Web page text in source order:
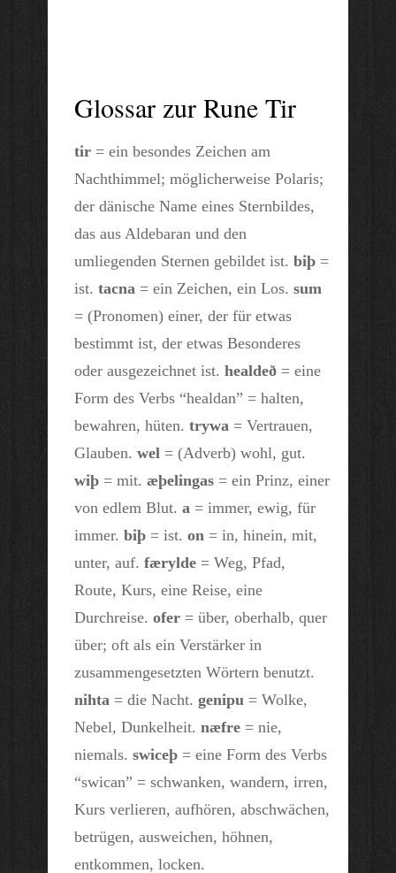
Glossar zur Rune Tir
tir = ein besondes Zeichen am
Nachthimmel; möglicherweise Polaris;
der dänische Name eines Sternbildes,
das aus Aldebaran und den
umliegenden Sternen gebildet ist. biþ =
ist. tacna = ein Zeichen, ein Los. sum
= (Pronomen) einer, der für etwas
bestimmt ist, der etwas Besonderes
oder ausgezeichnet ist. healdeð = eine
Form des Verbs “healdan” = halten,
bewahren, hüten. trywa = Vertrauen,
Glauben. wel = (Adverb) wohl, gut.
wiþ = mit. æþelingas = ein Prinz, einer
von edlem Blut. a = immer, ewig, für
immer. biþ = ist. on = in, hinein, mit,
unter, auf. færylde = Weg, Pfad,
Route, Kurs, eine Reise, eine
Durchreise. ofer = über, oberhalb, quer
über; oft als ein Verstärker in
zusammengesetzten Wörtern benutzt.
nihta = die Nacht. genipu = Wolke,
Nebel, Dunkelheit. næfre = nie,
niemals. swiceþ = eine Form des Verbs
“swican” = schwanken, wandern, irren,
Kurs verlieren, aufhören, abschwächen,
betrügen, ausweichen, höhnen,
entkommen, locken.